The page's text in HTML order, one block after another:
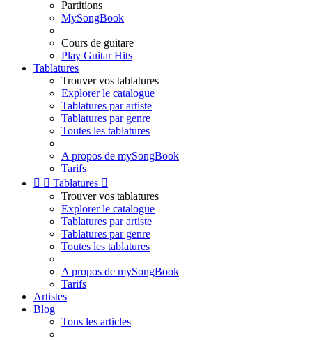
Partitions
MySongBook
Cours de guitare
Play Guitar Hits
Tablatures
Trouver vos tablatures
Explorer le catalogue
Tablatures par artiste
Tablatures par genre
Toutes les tablatures
A propos de mySongBook
Tarifs
  Tablatures 
Trouver vos tablatures
Explorer le catalogue
Tablatures par artiste
Tablatures par genre
Toutes les tablatures
A propos de mySongBook
Tarifs
Artistes
Blog
Tous les articles